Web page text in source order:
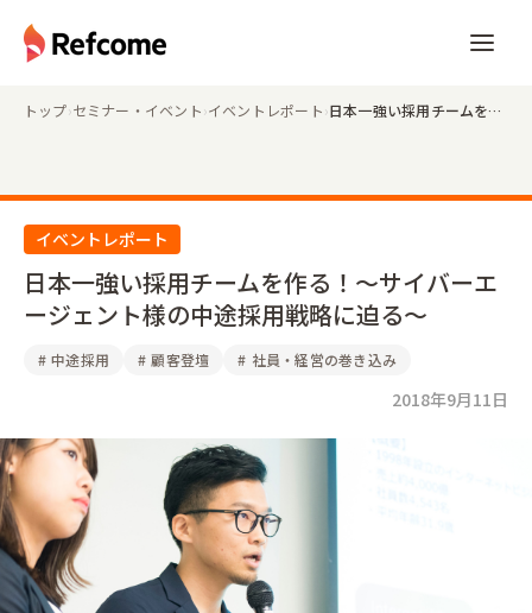
トップ›セミナー・イベント›イベントレポート› 日本一強い採用チームを作る！〜サイバーエージェント様の中途採用戦略に迫る〜
イベントレポート
日本一強い採用チームを作る！〜サイバーエ
ージェント様の中途採用戦略に迫る〜
# 中途採用 # 顧客登壇 # 社員・経営の巻き込み
2018年9月11日